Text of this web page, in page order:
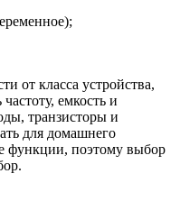
от класса устройства,
емкость и
транзисторы и
для домашнего
функции, поэтому выбор